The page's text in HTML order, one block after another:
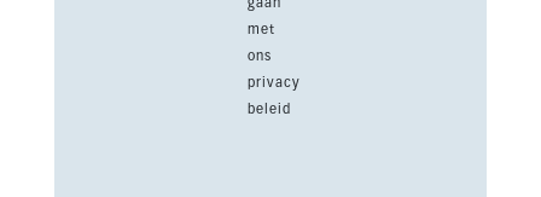
met
ons
privacy
beleid